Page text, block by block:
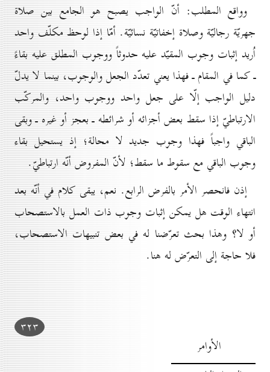
وواقع المطلب: أنّ الواجب يصبح هو الجامع بين صلاة
جهريّة رجاليّة وصلاة إخفاتيّة نسائيّة. أمّا إذا لوحظ مكلّف واحد
اُريد إثبات وجوب المقيّد عليه حدوثاً ووجوب المطلق عليه بقاءً
ـ كما في المقام ـ فهذا يعني تعدّد الجعل والوجوب، بينما لا يدلّ
دليل الواجب إلّا على جعل واحد ووجوب واحد، والمركّب
الارتباطيّ إذا سقط بعض أجزائه أو شرائطه ـ بعجز أو غيره ـ وبقى
الباقي واجباً فهذا وجوب جديد لا محالة؛ إذ يستحيل بقاء
وجوب الباقي مع سقوط ما سقط؛ لأنّ المفروض أنّه ارتباطيّ.
إذن فانحصر الأمر بالفرض الرابع. نعم، يبقى كلام في أنّه بعد
انتهاء الوقت هل يمكن إثبات وجوب ذات العمل بالاستصحاب
أو لا؟ وهذا بحث تعرّضنا له في بعض تنبيهات الاستصحاب،
فلا حاجة إلى التعرّض له هنا.
۳۲۳
الأوامر